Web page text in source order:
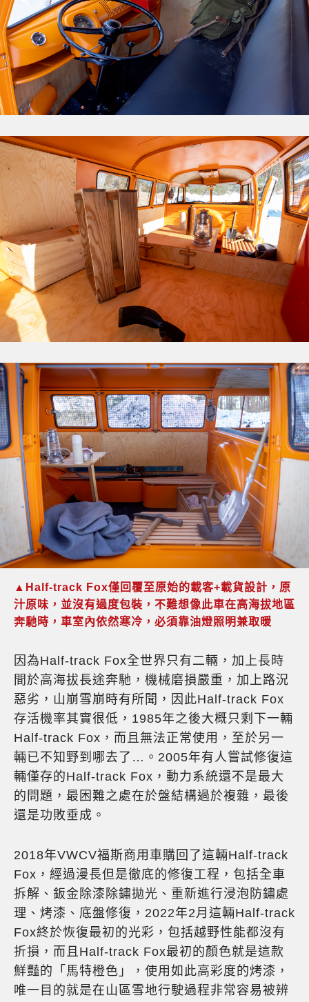
▲Half-track Fox僅回覆至原始的載客+載貨設計，原
汁原味，並沒有過度包裝，不難想像此車在高海拔地區
奔馳時，車室內依然寒冷，必須靠油燈照明兼取暖
因為Half-track Fox全世界只有二輛，加上長時
間於高海拔長途奔馳，機械磨損嚴重，加上路況
惡劣，山崩雪崩時有所聞，因此Half-track Fox
存活機率其實很低，1985年之後大概只剩下一輛
Half-track Fox，而且無法正常使用，至於另一
輛已不知野到哪去了…。2005年有人嘗試修復這
輛僅存的Half-track Fox，動力系統還不是最大
的問題，最困難之處在於盤結構過於複雜，最後
還是功敗垂成。
2018年VWCV福斯商用車購回了這輛Half-track
Fox，經過漫長但是徹底的修復工程，包括全車
拆解、鈑金除漆除鏽拋光、重新進行浸泡防鏽處
理、烤漆、底盤修復，2022年2月這輛Half-track
Fox終於恢復最初的光彩，包括越野性能都沒有
折損，而且Half-track Fox最初的顏色就是這款
鮮豔的「馬特橙色」，使用如此高彩度的烤漆，
唯一目的就是在山區雪地行駛過程非常容易被辨